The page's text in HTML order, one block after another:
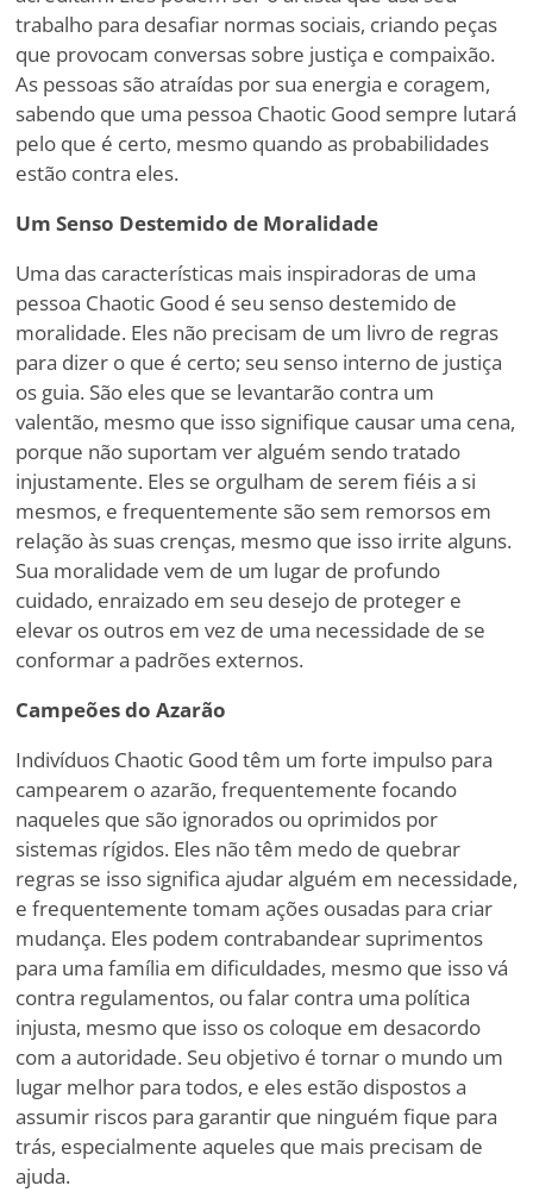
trabalho para desafiar normas sociais, criando peças
que provocam conversas sobre justiça e compaixão.
As pessoas são atraídas por sua energia e coragem,
sabendo que uma pessoa Chaotic Good sempre lutará
pelo que é certo, mesmo quando as probabilidades
estão contra eles.
Um Senso Destemido de Moralidade
Uma das características mais inspiradoras de uma
pessoa Chaotic Good é seu senso destemido de
moralidade. Eles não precisam de um livro de regras
para dizer o que é certo; seu senso interno de justiça
os guia. São eles que se levantarão contra um
valentão, mesmo que isso signifique causar uma cena,
porque não suportam ver alguém sendo tratado
injustamente. Eles se orgulham de serem fiéis a si
mesmos, e frequentemente são sem remorsos em
relação às suas crenças, mesmo que isso irrite alguns.
Sua moralidade vem de um lugar de profundo
cuidado, enraizado em seu desejo de proteger e
elevar os outros em vez de uma necessidade de se
conformar a padrões externos.
Campeões do Azarão
Indivíduos Chaotic Good têm um forte impulso para
campearem o azarão, frequentemente focando
naqueles que são ignorados ou oprimidos por
sistemas rígidos. Eles não têm medo de quebrar
regras se isso significa ajudar alguém em necessidade,
e frequentemente tomam ações ousadas para criar
mudança. Eles podem contrabandear suprimentos
para uma família em dificuldades, mesmo que isso vá
contra regulamentos, ou falar contra uma política
injusta, mesmo que isso os coloque em desacordo
com a autoridade. Seu objetivo é tornar o mundo um
lugar melhor para todos, e eles estão dispostos a
assumir riscos para garantir que ninguém fique para
trás, especialmente aqueles que mais precisam de
ajuda.